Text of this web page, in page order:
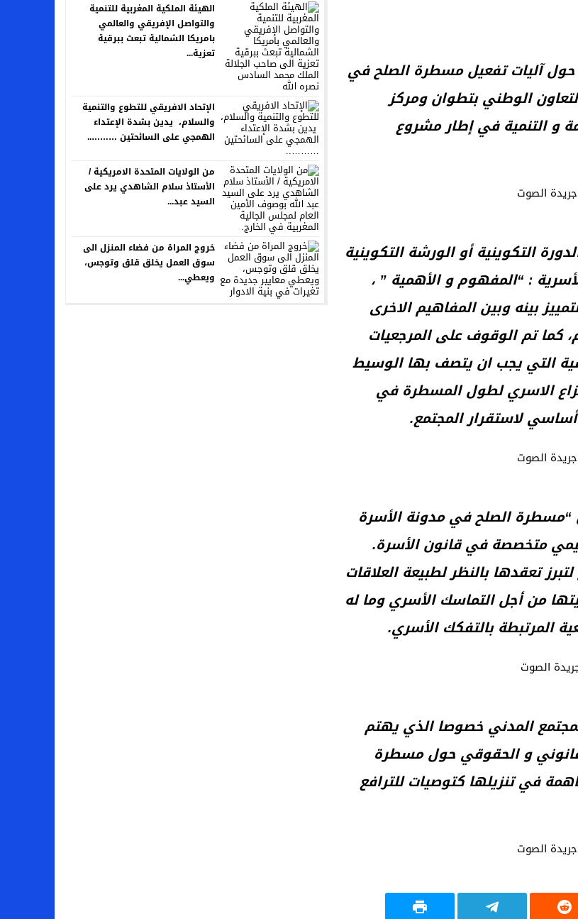
ومنظمة حقوقية تدخل على الخط لمؤازرتها
بسبب تدوينة
حول آليات تفعيل مسطرة الصلح في
الوطني بتطوان ومركز
و التنمية في إطار مشروع
التكوينية أو الورشة التكوينية
: “المفهوم و الأهمية ” ،
بينه وبين المفاهيم الاخرى
كما تم الوقوف على المرجعيات
التي يجب ان يتصف بها الوسيط
الاسري لطول المسطرة في
لاستقرار المجتمع.
“مسطرة الصلح في مدونة الأسرة
متخصصة في قانون الأسرة.
تعقدها بالنظر لطبيعة العلاقات
من أجل التماسك الأسري وما له
المرتبطة بالتفكك الأسري.
المدني خصوصا الذي يهتم
و الحقوقي حول مسطرة
في تنزيلها كتوصيات للترافع
الهيئة الملكية المغربية للتنمية
والتواصل الإفريقي والعالمي
بامريكا الشمالية تبعث ببرقية
تعزية...
الإتحاد الافريقي للتطوع والتنمية
والسلام، يدين بشدة الإعتداء
الهمجي على السائحتين ………..
من الولايات المتحدة الامريكية /
الأستاذ سلام الشاهدي يرد على
السيد عبد...
خروج المراة من فضاء المنزل الى
سوق العمل يخلق قلق وتوجس،
ويعطي...